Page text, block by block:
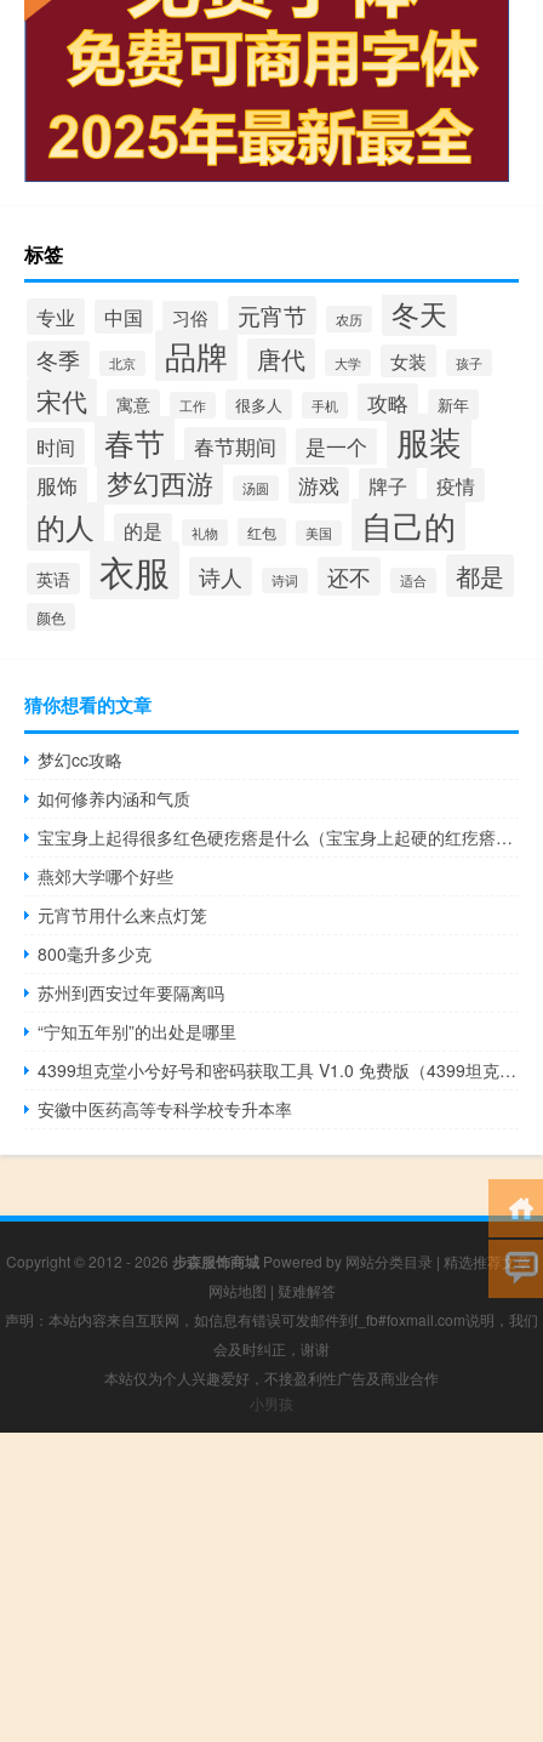
标签
专业 中国 习俗 元宵节 农历 冬天
冬季 北京 品牌 唐代 大学 女装 孩子
宋代 寓意 工作 很多人 手机 攻略 新年
时间 春节 春节期间 是一个 服装
服饰 梦幻西游 汤圆 游戏 牌子 疫情
的人 的是 礼物 红包 美国 自己的
英语 衣服 诗人 诗词 还不 适合 都是
颜色
猜你想看的文章
梦幻cc攻略
如何修养内涵和气质
宝宝身上起得很多红色硬疙瘩是什么（宝宝身上起硬的红疙瘩是什么病引起的）
燕郊大学哪个好些
元宵节用什么来点灯笼
800毫升多少克
苏州到西安过年要隔离吗
“宁知五年别”的出处是哪里
4399坦克堂小兮好号和密码获取工具 V1.0 免费版（4399坦克堂小兮好号和密码获取工具 V1.0 免费版功能简介）
安徽中医药高等专科学校专升本率
Copyright © 2012 - 2026 步森服饰商城Powered by 网站分类目录 | 精选推荐文章|
网站地图 | 疑难解答
声明：本站内容来自互联网，如信息有错误可发邮件到f_fb#foxmail.com说明，我们
会及时纠正，谢谢
本站仅为个人兴趣爱好，不接盈利性广告及商业合作
小男孩